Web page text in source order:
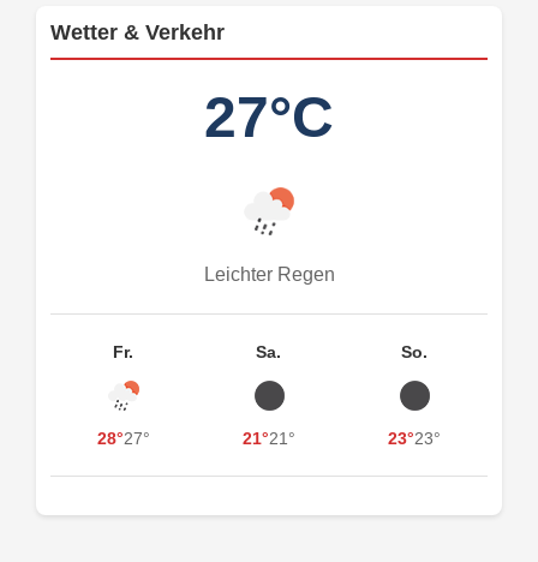
Wetter & Verkehr
27°C
Leichter Regen
Fr.
28°27°
Sa.
21°21°
So.
23°23°